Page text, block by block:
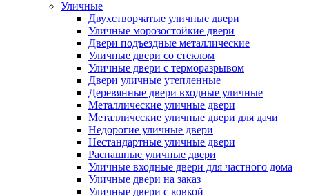
Уличные
Двухстворчатые уличные двери
Уличные морозостойкие двери
Двери подъездные металлические
Уличные двери со стеклом
Уличные двери с терморазрывом
Двери уличные утепленные
Деревянные двери входные уличные
Металлические уличные двери
Металлические уличные двери для дачи
Недорогие уличные двери
Нестандартные уличные двери
Распашные уличные двери
Уличные входные двери для частного дома
Уличные двери на заказ
Уличные двери с ковкой